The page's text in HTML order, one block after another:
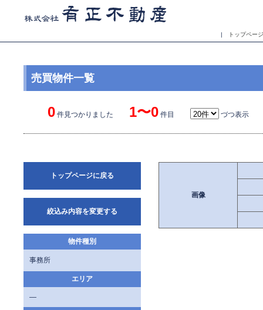
| トップページ
売買物件一覧
0件見つかりました 1〜0件目 づつ表示
トップページに戻る
絞込み内容を変更する
物件種別
事務所
エリア
—
画像